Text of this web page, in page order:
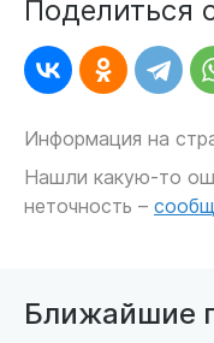
Поделиться
Информация на
Нашли какую-то
неточность –
Ближайшие